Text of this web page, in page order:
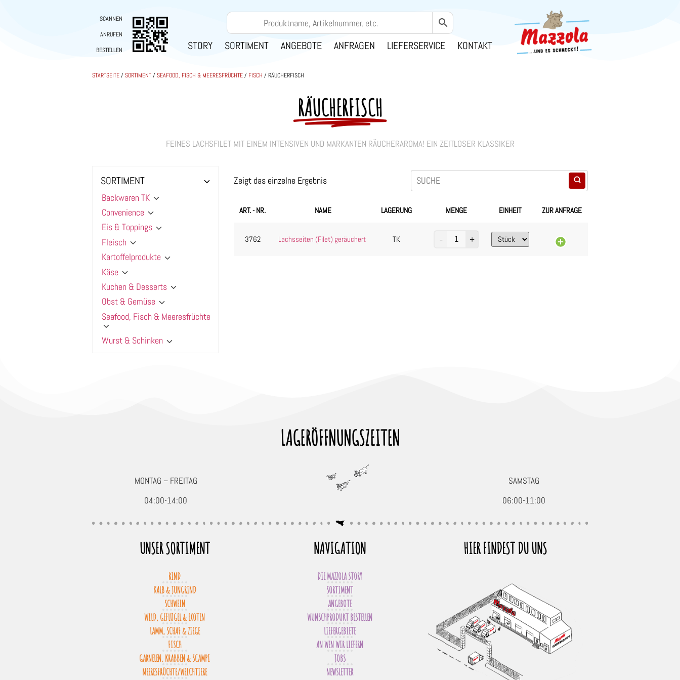
SCANNEN
ANRUFEN
BESTELLEN
STORY SORTIMENT ANGEBOTE ANFRAGEN LIEFERSERVICE KONTAKT
STARTSEITE/SORTIMENT/SEAFOOD, FISCH & MEERESFRÜCHTE/ FISCH / RÄUCHERFISCH
RÄUCHERFISCH
FEINES LACHSFILET MIT EINEM INTENSIVEN UND MARKANTEN RÄUCHERAROMA! EIN ZEITLOSER KLASSIKER
SORTIMENT
Backwaren TK
Convenience
Eis & Toppings
Fleisch
Kartoffelprodukte
Käse
Kuchen & Desserts
Obst & Gemüse
Seafood, Fisch & Meeresfrüchte
Wurst & Schinken
Zeigt das einzelne Ergebnis
ART. - NR. NAME LAGERUNG MENGE EINHEIT ZUR ANFRAGE
3762 Lachsseiten (Filet) geräuchert TK
LAGERÖFFNUNGSZEITEN
MONTAG – FREITAG
04:00-14:00
SAMSTAG
06:00-11:00
UNSER SORTIMENT
RIND
KALB & JUNGRIND
SCHWEIN
WILD, GEFLÜGEL & EXOTEN
LAMM, SCHAF & ZIEGE
FISCH
GARNELEN, KRABBEN & SCAMPI
MEERESFRÜCHTE/WEICHTIERE
NAVIGATION
DIE MAZZOLA STORY
SORTIMENT
ANGEBOTE
WUNSCHPRODUKT BESTELLEN
LIEFERGEBIETE
AN WEN WIR LIEFERN
JOBS
NEWSLETTER
HIER FINDEST DU UNS